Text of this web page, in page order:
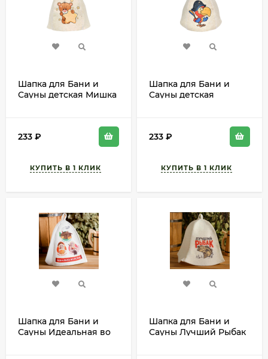
Шапка для Бани и
Сауны детская Мишка
233 ₽
Шапка для Бани и
Сауны детская
233 ₽
Шапка для Бани и
Сауны Идеальная во
Шапка для Бани и
Сауны Лучший Рыбак